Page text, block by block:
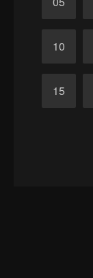
10
15